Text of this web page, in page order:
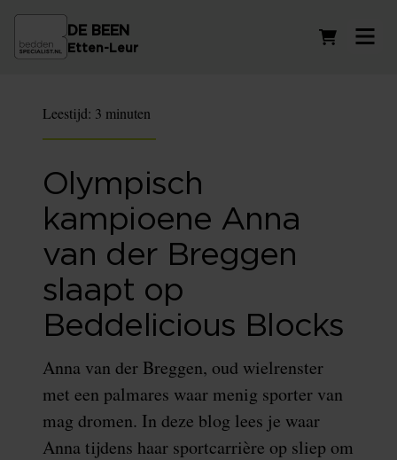
DE BEEN
Etten-Leur
Leestijd: 3 minuten
Olympisch
kampioene Anna
van der Breggen
slaapt op
Beddelicious Blocks
Anna van der Breggen, oud wielrenster
met een palmares waar menig sporter van
mag dromen. In deze blog lees je waar
Anna tijdens haar sportcarrière op sliep om